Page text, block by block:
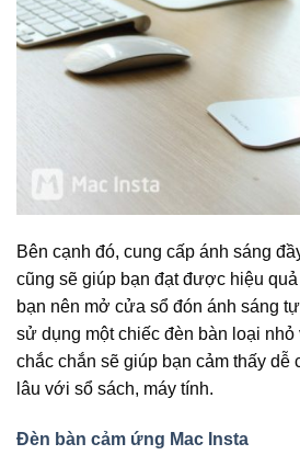
Bên cạnh đó, cung cấp ánh sáng
cũng sẽ giúp bạn đạt được hiệu
bạn nên mở cửa sổ đón ánh sáng
sử dụng một chiếc đèn bàn loại
chắc chắn sẽ giúp bạn cảm thấy dễ
lâu với sổ sách, máy tính.
Đèn bàn cảm ứng Mac Insta